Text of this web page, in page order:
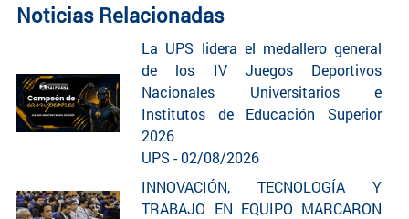
Noticias Relacionadas
La UPS lidera el medallero general
de los IV Juegos Deportivos
Nacionales Universitarios e
Institutos de Educación Superior
2026
UPS - 02/08/2026
INNOVACIÓN, TECNOLOGÍA Y
TRABAJO EN EQUIPO MARCARON